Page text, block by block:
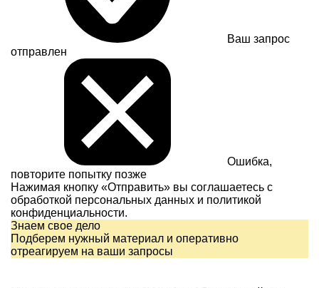
Ваш запрос
отправлен
Ошибка,
повторите попытку позже
Нажимая кнопку «Отправить» вы соглашаетесь с
обработкой персональных данных и политикой
конфиденциальности.
Знаем свое дело
Подберем нужный материал и оперативно
отреагируем на ваши запросы